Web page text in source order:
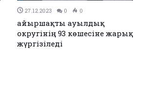
26.12.2023 0 0
Аудандық мәслихаттың 12-
сессиясы өтті